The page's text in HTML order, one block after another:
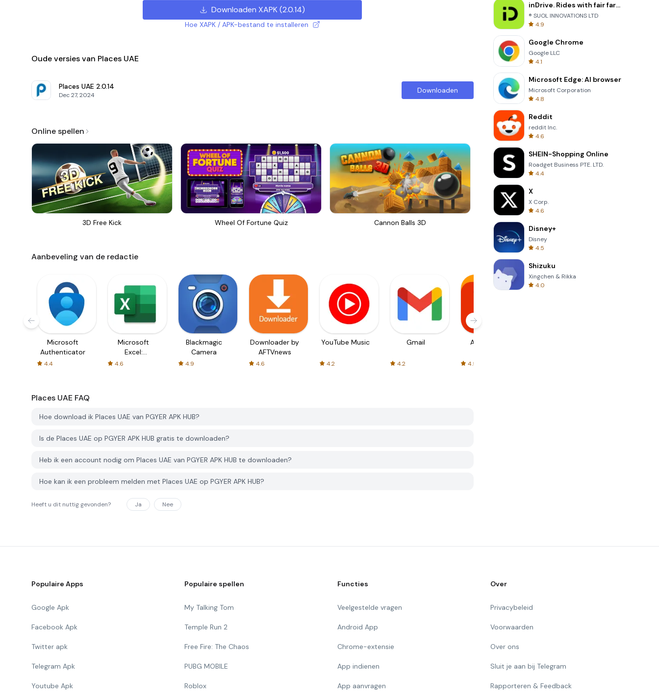
Downloaden XAPK(2.0.14)
Hoe XAPK / APK-bestand te installeren
Oude versies van Places UAE
Places UAE 2.0.14
Dec 27, 2024
Downloaden
Online spellen
3D Free Kick Wheel Of Fortune Quiz Cannon Balls 3D
Aanbeveling van de redactie
Microsoft
Authenticator
4.4
Microsoft
Excel:
Spreadsheets
4.6
Blackmagic
Camera
4.9
Downloader by
AFTVnews
4.6
YouTube Music
4.2
Gmail
4.2
AliExpress
4.5
Places UAE FAQ
Hoe download ik Places UAE van PGYER APK HUB?
Is de Places UAE op PGYER APK HUB gratis te downloaden?
Heb ik een account nodig om Places UAE van PGYER APK HUB te downloaden?
Hoe kan ik een probleem melden met Places UAE op PGYER APK HUB?
Heeft u dit nuttig gevonden? Ja Nee
inDrive. Rides with fair fares
® SUOL INNOVATIONS LTD
4.9
Google Chrome
Google LLC
4.1
Microsoft Edge: AI browser
Microsoft Corporation
4.8
Reddit
reddit Inc.
4.6
SHEIN-Shopping Online
Roadget Business PTE. LTD.
4.4
X
X Corp.
4.6
Disney+
Disney
4.5
Shizuku
Xingchen & Rikka
4.0
Populaire Apps
Google Apk
Facebook Apk
Twitter apk
Telegram Apk
Youtube Apk
Populaire spellen
My Talking Tom
Temple Run 2
Free Fire: The Chaos
PUBG MOBILE
Roblox
Functies
Veelgestelde vragen
Android App
Chrome-extensie
App indienen
App aanvragen
Over
Privacybeleid
Voorwaarden
Over ons
Sluit je aan bij Telegram
Rapporteren & Feedback